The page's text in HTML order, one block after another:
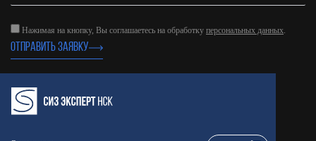
ОТПРАВИТЬ ЗАЯВКУ
Нажимая на кнопку, Вы соглашаетесь на обработку персональных данных.